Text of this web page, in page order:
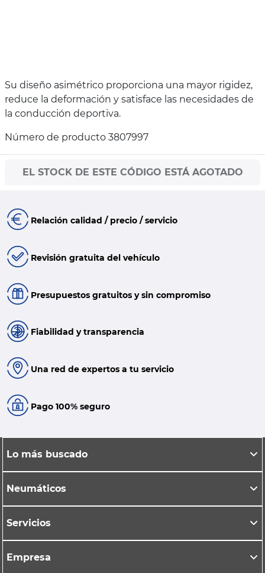
Su diseño asimétrico proporciona una mayor rigidez,
reduce la deformación y satisface las necesidades de
la conducción deportiva.
Número de producto 3807997
EL STOCK DE ESTE CÓDIGO ESTÁ AGOTADO
Relación calidad / precio / servicio
Revisión gratuita del vehículo
Presupuestos gratuitos y sin compromiso
Fiabilidad y transparencia
Una red de expertos a tu servicio
Pago 100% seguro
Lo más buscado
Neumáticos
Servicios
Empresa